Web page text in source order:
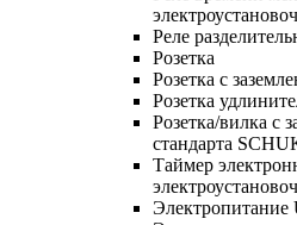
Реле
Розетка
Розетка с
Розетка
Розетка/вилка с
стандарта
Таймер
Электропитание